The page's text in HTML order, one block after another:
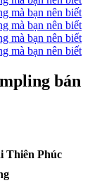
bán
Thiên Phúc